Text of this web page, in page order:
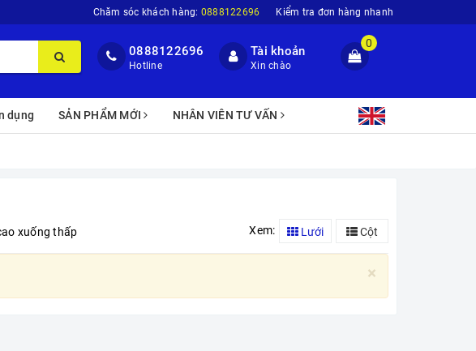
Chăm sóc khách hàng: 0888122696 Kiểm tra đơn hàng nhanh
0888122696
Hotline
Tài khoản
Xin chào
0
dụng SẢN PHẨM MỚI NHÂN VIÊN TƯ VẤN
xuống thấp Xem: Lưới Cột
×